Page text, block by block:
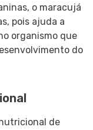
o maracujá
pois ajuda a
organismo que
do
de